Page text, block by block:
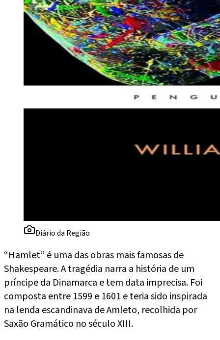
Diário da Região
“Hamlet” é uma das obras mais famosas de
Shakespeare. A tragédia narra a história de um
príncipe da Dinamarca e tem data imprecisa. Foi
composta entre 1599 e 1601 e teria sido inspirada
na lenda escandinava de Amleto, recolhida por
Saxão Gramático no século XIII.